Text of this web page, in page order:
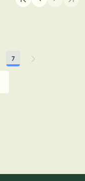
Usar ABA para
Página
7